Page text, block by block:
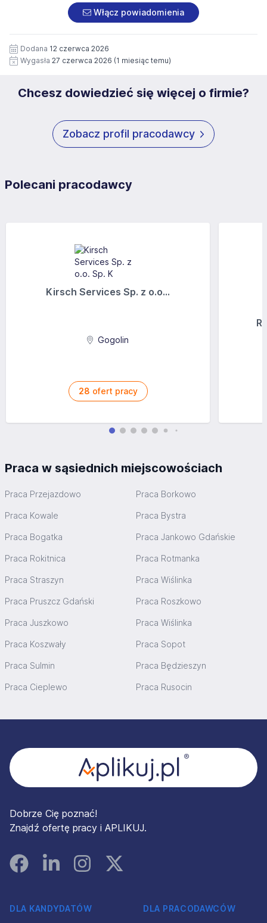
pod numerem 33 816 64 09 lub pisemnie na adres
siedziby administratora.
https://www.workprofit.pl/klauzula-informacyjna.html
załączonych dokumentach aplikacyjnych (w tym
wizerunku), na potrzeby przyszłych rekrutacji przez okres
12 miesięcy. Zgoda jest dobrowolna i może być w każdym
czasie wycofana.
Włącz powiadomienia
Dodana 12 czerwca 2026
Wygasła 27 czerwca 2026 (1 miesiąc temu)
Chcesz dowiedzieć się więcej o firmie?
Zobacz profil pracodawcy
Polecani pracodawcy
Kirsch Services Sp. z o.o...
Gogolin
28 ofert pracy
Praca w sąsiednich miejscowościach
Praca Przejazdowo Praca Borkowo
Praca Kowale Praca Bystra
Praca Bogatka Praca Jankowo Gdańskie
Praca Rokitnica Praca Rotmanka
Praca Straszyn Praca Wiślinka
Praca Pruszcz Gdański Praca Roszkowo
Praca Juszkowo Praca Wiślinka
Praca Koszwały Praca Sopot
Praca Sulmin Praca Będzieszyn
Praca Cieplewo Praca Rusocin
Dobrze Cię poznać!
Znajdź ofertę pracy i APLIKUJ.
FacebookLinked InInstagramInstagram
DLA KANDYDATÓW DLA PRACODAWCÓW